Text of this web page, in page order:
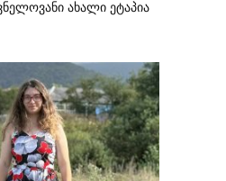
ახალი ეტაპია